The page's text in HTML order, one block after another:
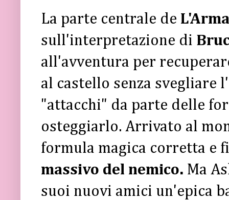
La parte centrale de
sull'interpretazione di
all'avventura per
al castello senza svegliare
"attacchi" da parte delle
osteggiarlo. Arrivato al
formula magica corretta e
massivo del nemico. Ma
suoi nuovi amici un'epica